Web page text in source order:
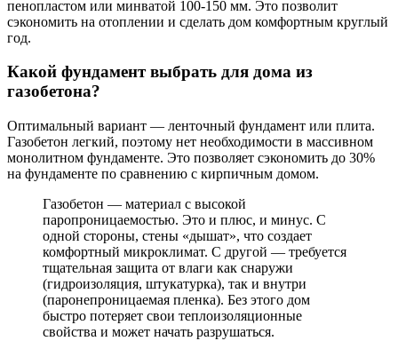
пенопластом или минватой 100-150 мм. Это позволит
сэкономить на отоплении и сделать дом комфортным круглый
год.
Какой фундамент выбрать для дома из
газобетона?
Оптимальный вариант — ленточный фундамент или плита.
Газобетон легкий, поэтому нет необходимости в массивном
монолитном фундаменте. Это позволяет сэкономить до 30%
на фундаменте по сравнению с кирпичным домом.
Газобетон — материал с высокой
паропроницаемостью. Это и плюс, и минус. С
одной стороны, стены «дышат», что создает
комфортный микроклимат. С другой — требуется
тщательная защита от влаги как снаружи
(гидроизоляция, штукатурка), так и внутри
(паронепроницаемая пленка). Без этого дом
быстро потеряет свои теплоизоляционные
свойства и может начать разрушаться.